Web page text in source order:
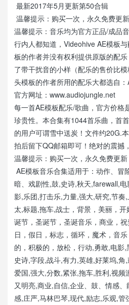
最新2017年5月更新第50合辑
温馨提示：购买一次，永久免费更新
温馨提示：音乐均为官方正品/成品
行内人都知道，Videohive AE模板
板的作者并没有权利提供原版的配
了带干扰音的小样（配乐的售价比
头模板的作者所用的配乐大都选自
官方网址：www.audiojungle.net
每一首AE模板配乐/歌曲，官方价格
珍贵性。本合集有1044首乐曲，首
的用户可谓雪中送炭！文件约20G.
拍后留下QQ邮箱即可！绝对的震撼
温馨提示：购买一次，永久免费更新
AE模板音乐合集适用于：动作、冒
暗、戏剧性,鼓,史诗,秋天,farewall,
影,乐团,打击乐,力量,强大,研究,节奏
太,标题,拖车,战士，背景，美丽，
诞节，圣诞节，圣诞音乐，商业，
日，假日，标志，循环，魔术，音
的，积极的，放松，行动,勇敢,电影
史诗,字段,战斗,有力,英雄,好莱坞,角,
爱国,强大,分数,紧张,拖车,胜利,视
又明亮,商业,自信,企业、鼓、情感
感,庄严,马林巴琴,现代,励志,乐观,管